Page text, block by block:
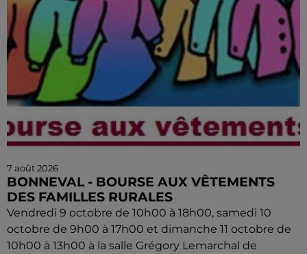
7 août 2026
BONNEVAL - BOURSE AUX VÊTEMENTS
DES FAMILLES RURALES
Vendredi 9 octobre de 10h00 à 18h00, samedi 10
octobre de 9h00 à 17h00 et dimanche 11 octobre de
10h00 à 13h00 à la salle Grégory Lemarchal de